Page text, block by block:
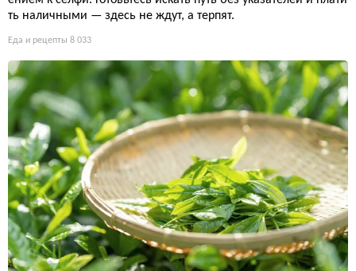
ть наличными — здесь не ждут, а терпят.
Еда и рецепты 8 033